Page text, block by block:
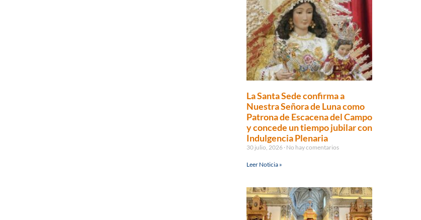
La Santa Sede confirma a
Nuestra Señora de Luna como
Patrona de Escacena del Campo
y concede un tiempo jubilar con
Indulgencia Plenaria
30 julio, 2026 No hay comentarios
Leer Noticia »